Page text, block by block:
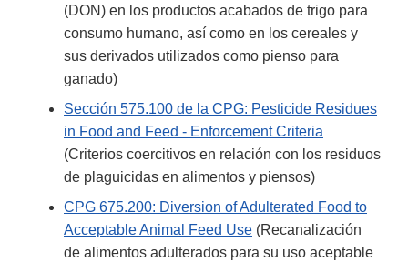
(DON) en los productos acabados de trigo para
consumo humano, así como en los cereales y
sus derivados utilizados como pienso para
ganado)
Sección 575.100 de la CPG: Pesticide Residues
in Food and Feed - Enforcement Criteria
(Criterios coercitivos en relación con los residuos
de plaguicidas en alimentos y piensos)
CPG 675.200: Diversion of Adulterated Food to
Acceptable Animal Feed Use (Recanalización
de alimentos adulterados para su uso aceptable